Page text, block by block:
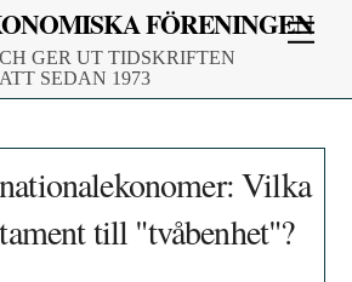
FÖRENINGEN
GER UT TIDSKRIFTEN
SEDAN 1973
Vilka
till "tvåbenhet"?